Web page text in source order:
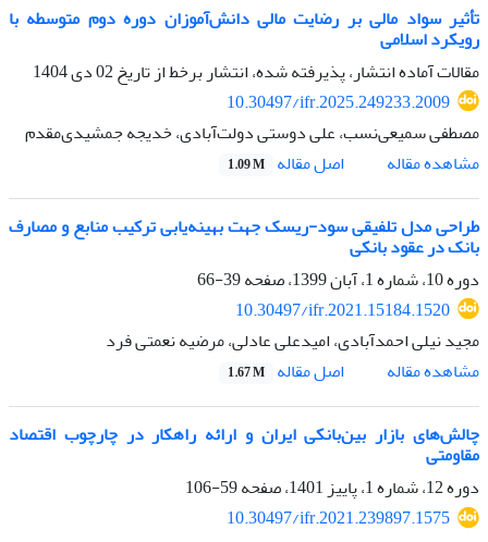
تأثیر سواد مالی بر رضایت مالی دانش‌آموزان دوره دوم متوسطه با
رویکرد اسلامی
مقالات آماده انتشار، پذیرفته شده، انتشار برخط از تاریخ02 دی 1404
10.30497/ifr.2025.249233.2009
مصطفی سمیعی‌نسب، علی دوستی دولت‌آبادی، خدیجه جمشیدی‌مقدم
مشاهده مقاله
اصل مقاله 1.09 M
طراحی مدل تلفیقی سود-ریسک جهت بهینه‌یابی ترکیب منابع و مصارف
بانک در عقود بانکی
دوره 10، شماره 1، آبان 1399، صفحه
39-66
10.30497/ifr.2021.15184.1520
مجید نیلی احمدآبادی، امیدعلی عادلی، مرضیه نعمتی فرد
مشاهده مقاله
اصل مقاله 1.67 M
چالش‌های بازار بین‌بانکی ایران و ارائه راهکار در چارچوب اقتصاد
مقاومتی
دوره 12، شماره 1، پاییز 1401، صفحه
59-106
10.30497/ifr.2021.239897.1575